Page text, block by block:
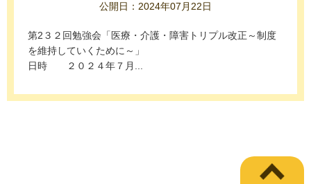
公開日：2024年07月22日
第2３２回勉強会「医療・介護・障害トリプル改正～制度
を維持していくために～」
日時 ２０２４年７月...